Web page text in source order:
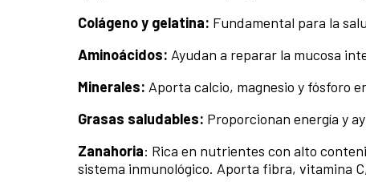
Colágeno y gelatina: Fundamental para la
Aminoácidos: Ayudan a reparar la mucosa
Minerales: Aporta calcio, magnesio y fósforo
Grasas saludables: Proporcionan energía y
Zanahoria: Rica en nutrientes con alto
sistema inmunológico. Aporta fibra, vitamina